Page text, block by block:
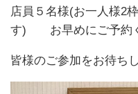
店員５名様(お一人様2
す) お早めにご予約く
皆様のご参加をお待ち